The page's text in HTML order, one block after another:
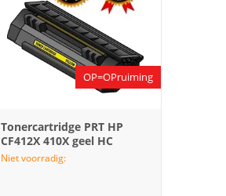
OP=OPruiming
Tonercartridge PRT HP
CF412X 410X geel HC
Niet voorradig: